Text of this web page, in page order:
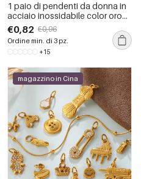
1 paio di pendenti da donna in
acciaio inossidabile color oro
con motivo geometrico retrò,
serie semplice
€0,82 €0,96
Ordine min. di 3 pz.
+15
magazzino in Cina